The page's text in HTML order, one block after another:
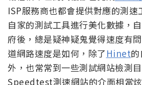
ISP服務商也都會提供對應的測
自家的測試工具進行美化數據，
府後，總是疑神疑鬼覺得速度有
道網路速度是如何，除了 Hinet
外，也常常到一些測試網站檢測
Speedtest測速網站的介面相當